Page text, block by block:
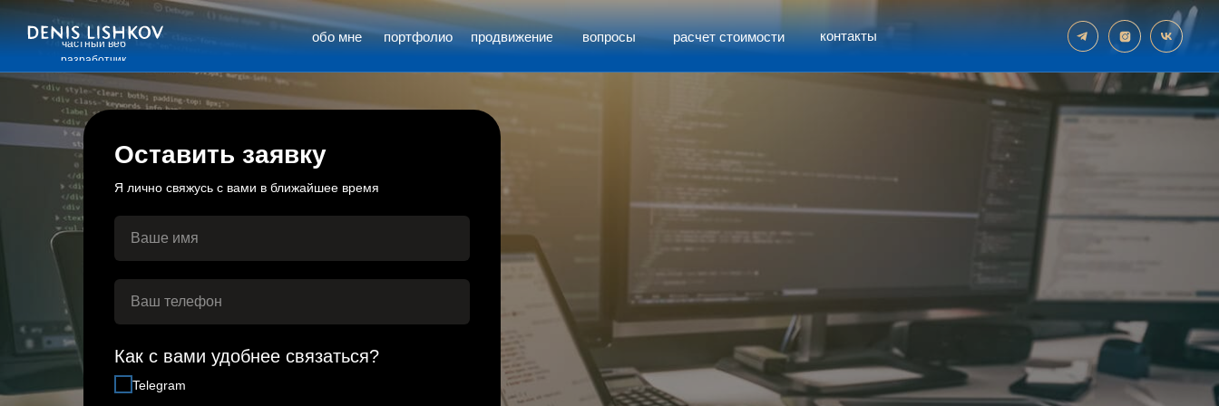
продвижение
обо мне вопросы расчет стоимости контакты
частный веб
разработчик
портфолио
Оставить заявку
Я лично свяжусь с вами в ближайшее время
Как с вами удобнее связаться?
Telegram